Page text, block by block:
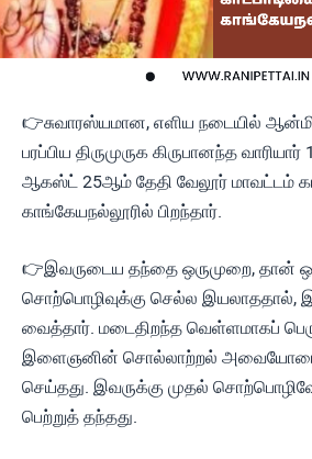
👉சுவாரஸ்யமான, எளிய நடையில்
பரப்பிய திருமுருக கிருபானந்த
ஆகஸ்ட் 25ஆம் தேதி வேலூர் மாவட்டம்
காங்கேயநல்லூரில் பிறந்தார்.
👉இவருடைய தந்தை ஒருமுறை, தான்
சொற்பொழிவுக்கு செல்ல இயலாததால்,
வைத்தார். மடைதிறந்த வெள்ளமாகப்
இளைஞனின் சொல்லாற்றல்
செய்தது. இவருக்கு முதல் சொற்பொழிவே
பெற்றுத் தந்தது.